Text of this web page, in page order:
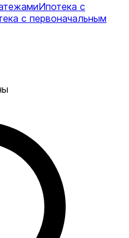
Ипотека с
с первоначальным